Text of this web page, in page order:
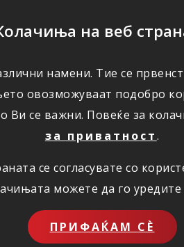
на веб
намени. Тие се
овозможуваат подобро
Ви се важни. Повеќе за
за приватност.
се согласувате со
можете да го уредите
ПРИФАЌАМ СЀ
КОРИСНО ЗА НАС